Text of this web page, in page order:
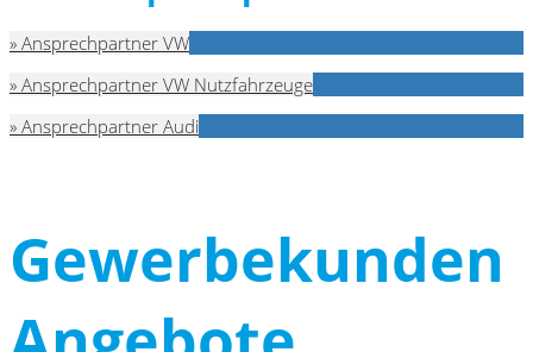
» Ansprechpartner VW
» Ansprechpartner VW Nutzfahrzeuge
» Ansprechpartner Audi
Gewerbekunden